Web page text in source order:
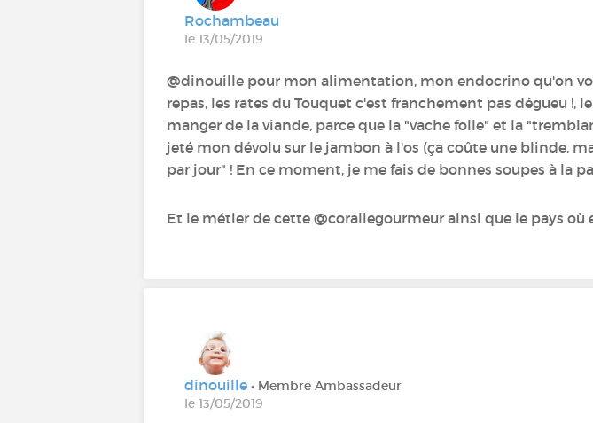
Rochambeau
le 13/05/2019
@dinouille‍ pour mon alimentation, mon endocrino qu'on
repas, les rates du Touquet c'est franchement pas dégueu
manger de la viande, parce que la "vache folle" et la
jeté mon dévolu sur le jambon à l'os (ça coûte une blinde,
par jour" ! En ce moment, je me fais de bonnes soupes à la
Et le métier de cette @coraliegourmeur‍ ainsi que le pays
dinouille • Membre Ambassadeur
le 13/05/2019